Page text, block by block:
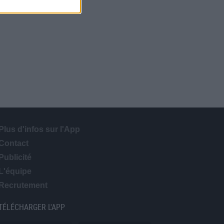
Plus d'infos sur l'App
Publicité
L'équipe
Recrutement
L'APP